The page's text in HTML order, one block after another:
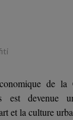
de
est devenue
et la culture